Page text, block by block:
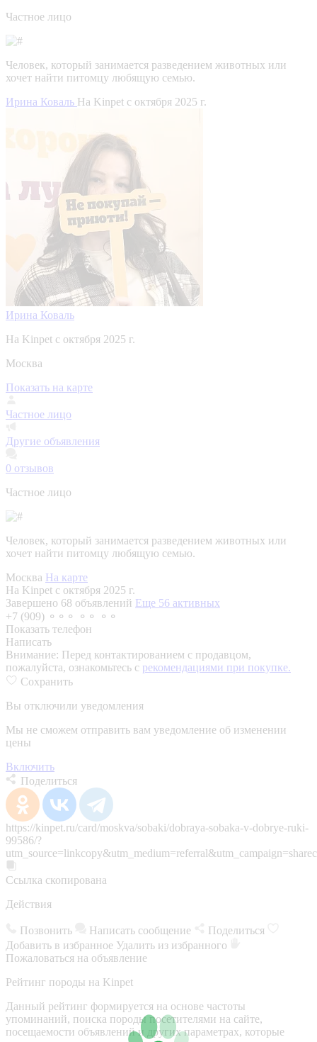
Частное лицо
Человек, который занимается разведением животных или
хочет найти питомцу любящую семью.
Ирина Коваль На Kinpet c октября 2025 г.
Ирина Коваль
На Kinpet c октября 2025 г.
Москва
Показать на карте
Частное лицо
Другие объявления
0 отзывов
Частное лицо
Человек, который занимается разведением животных или
хочет найти питомцу любящую семью.
Москва На карте
На Kinpet c октября 2025 г.
Завершено 68 объявлений Еще 56 активных
+7 (909) ⚬⚬⚬ ⚬⚬ ⚬⚬
Показать телефон
Написать
Внимание: Перед контактированием с продавцом,
пожалуйста, ознакомьтесь с рекомендациями при покупке.
Сохранить
Вы отключили уведомления
Мы не сможем отправить вам уведомление об изменении
цены
Включить
Поделиться
https://kinpet.ru/card/moskva/sobaki/dobraya-sobaka-v-dobrye-ruki-
99586/?
Ссылка скопирована
Действия
Позвонить Написать сообщение
Поделиться
Добавить в избранное Удалить из избранного
Пожаловаться на объявление
Рейтинг породы на Kinpet
Данный рейтинг формируется на основе частоты
упоминаний, поиска породы посетителями на сайте,
посещаемости объявлений и других параметрах, которые